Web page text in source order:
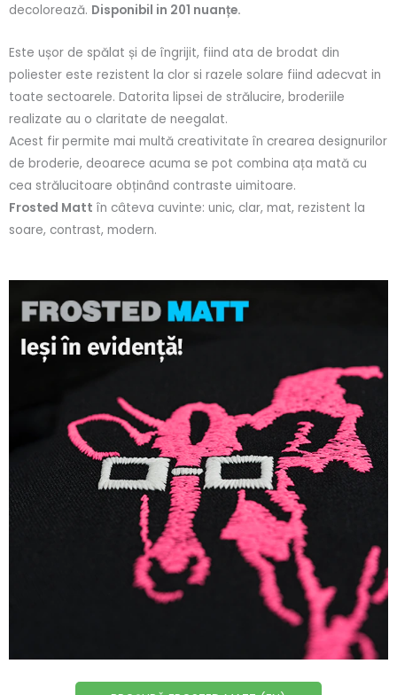
decolorează. Disponibil in 201 nuanțe.
Este ușor de spălat și de îngrijit, fiind ata de brodat din
poliester este rezistent la clor si razele solare fiind adecvat in
toate sectoarele. Datorita lipsei de strălucire, broderiile
realizate au o claritate de neegalat.
Acest firpermite mai multă creativitate în crearea designurilor
de broderie, deoarece acuma se pot combina ața mată cu
cea strălucitoare obținând contraste uimitoare.
Frosted Matt în câteva cuvinte: unic, clar, mat, rezistent la
soare, contrast, modern.